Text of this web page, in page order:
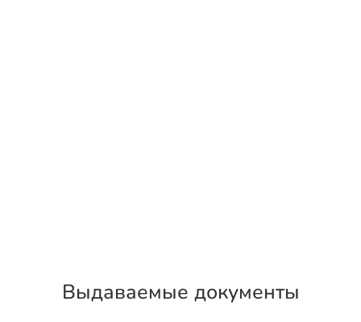
Выдаваемые документы